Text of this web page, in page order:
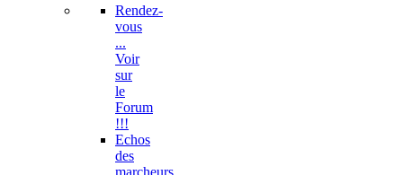
Rendez-
vous
...
Voir
sur
le
Forum
!!!
Echos
des
marcheurs...